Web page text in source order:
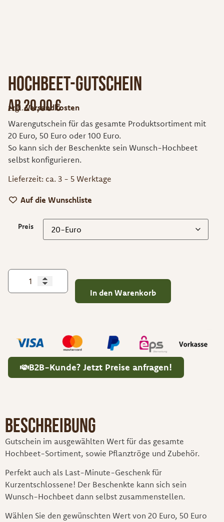
Hochbeet-Gutschein
ab20,00€
zzgl.Versandkosten
Warengutschein für das gesamte Produktsortiment mit
20 Euro, 50 Euro oder 100 Euro.
So kann sich der Beschenkte sein Wunsch-Hochbeet
selbst konfigurieren.
Lieferzeit: ca. 3 - 5 Werktage
Auf die Wunschliste
Preis
In den Warenkorb
B2B-Kunde? Jetzt Preise anfragen!
Beschreibung
Gutschein im ausgewählten Wert für das gesamte
Hochbeet-Sortiment, sowie Pflanztröge und Zubehör.
Perfekt auch als Last-Minute-Geschenk für
Kurzentschlossene! Der Beschenkte kann sich sein
Wunsch-Hochbeet dann selbst zusammenstellen.
Wählen Sie den gewünschten Wert von 20 Euro, 50 Euro